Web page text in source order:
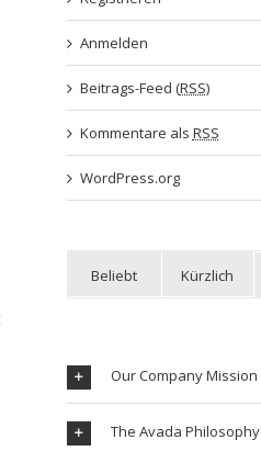
Anmelden
Beitrags-Feed (RSS)
Kommentare als RSS
WordPress.org
Beliebt Kürzlich
Our Company Mission
The Avada Philosophy